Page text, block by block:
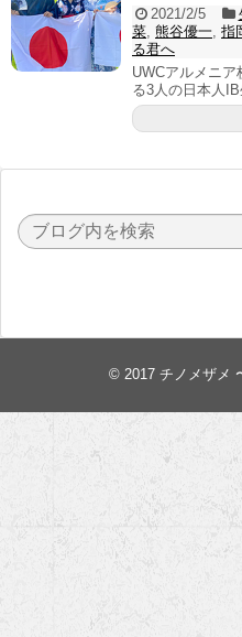
2021/2/5
菜, 熊谷優一, 指
る君へ
UWCアルメニ
る3人の日本人IB
© 2017 チノメザメ